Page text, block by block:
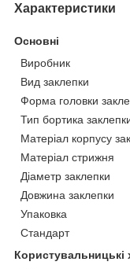
Характеристики
Основні
Виробник
Вид заклепки
Форма головки
Тип бортика
Матеріал корпусу
Матеріал стрижня
Діаметр заклепки
Довжина заклепки
Упаковка
Стандарт
Користувальницькі